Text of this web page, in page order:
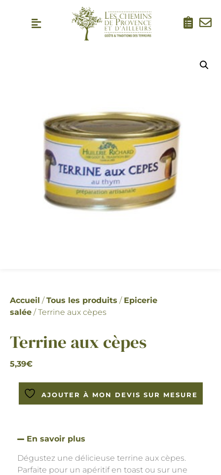
Accueil /Tous les produits / Epicerie
salée / Terrine aux cèpes
Terrine aux cèpes
5,39€
AJOUTER À MON DEVIS SUR MESURE
En savoir plus
Dégustez une délicieuse terrine aux cèpes.
Parfaite pour un apéritif en toast ou sur une